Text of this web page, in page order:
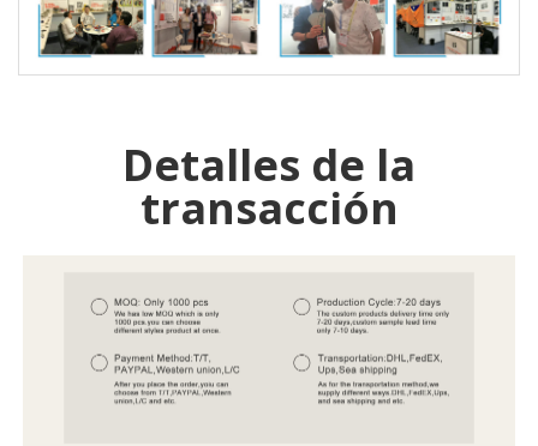
Detalles de la
transacción